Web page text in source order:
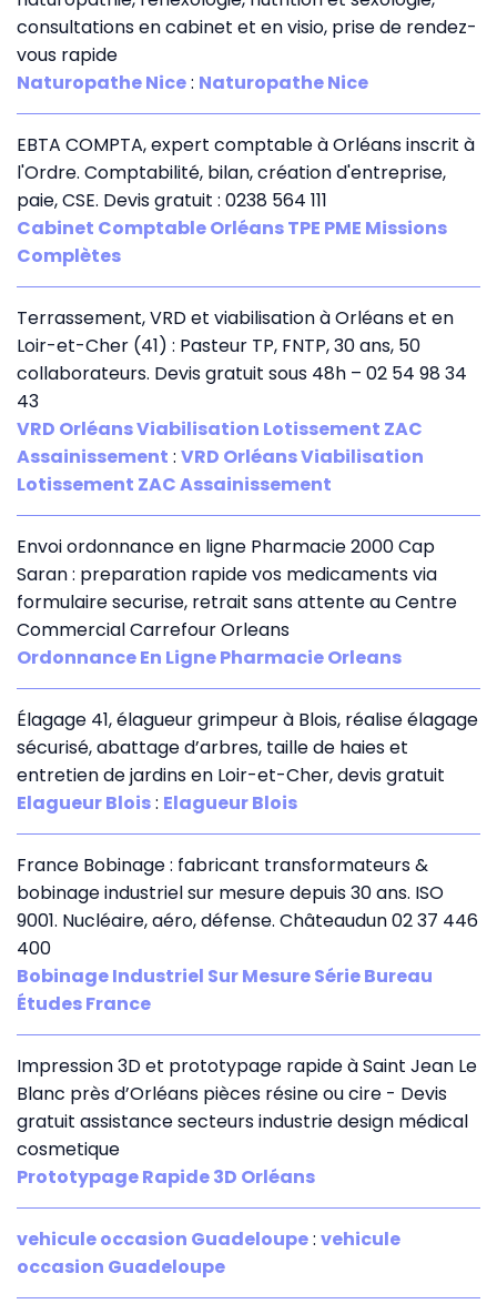
consultations en cabinet et en visio, prise de rendez-
vous rapide
Naturopathe Nice: Naturopathe Nice
EBTA COMPTA, expert comptable à Orléans inscrit à
l'Ordre. Comptabilité, bilan, création d'entreprise,
paie, CSE. Devis gratuit : 0238 564 111
Cabinet Comptable Orléans TPE PME Missions
Complètes
Terrassement, VRD et viabilisation à Orléans et en
Loir-et-Cher (41) : Pasteur TP, FNTP, 30 ans, 50
collaborateurs. Devis gratuit sous 48h – 02 54 98 34
43
VRD Orléans Viabilisation Lotissement ZAC
Assainissement : VRD Orléans Viabilisation
Lotissement ZAC Assainissement
Envoi ordonnance en ligne Pharmacie 2000 Cap
Saran : preparation rapide vos medicaments via
formulaire securise, retrait sans attente au Centre
Commercial Carrefour Orleans
Ordonnance En Ligne Pharmacie Orleans
Élagage 41, élagueur grimpeur à Blois, réalise élagage
sécurisé, abattage d’arbres, taille de haies et
entretien de jardins en Loir-et-Cher, devis gratuit
Elagueur Blois: Elagueur Blois
France Bobinage : fabricant transformateurs &
bobinage industriel sur mesure depuis 30 ans. ISO
9001. Nucléaire, aéro, défense. Châteaudun 02 37 446
400
Bobinage Industriel Sur Mesure Série Bureau
Études France
Impression 3D et prototypage rapide à Saint Jean Le
Blanc près d’Orléans pièces résine ou cire - Devis
gratuit assistance secteurs industrie design médical
cosmetique
Prototypage Rapide 3D Orléans
vehicule occasion Guadeloupe: vehicule
occasion Guadeloupe